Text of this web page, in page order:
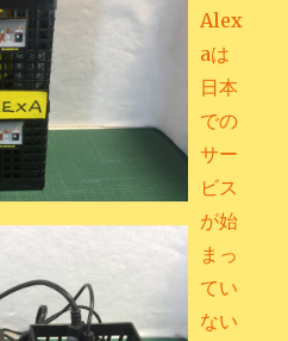
Alex
aは
日本
での
サー
ビス
が始
まっ
てい
ない